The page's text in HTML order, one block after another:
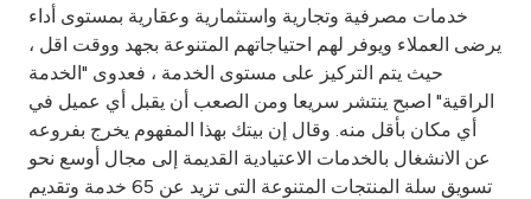
خدمات مصرفية وتجارية واستثمارية وعقارية بمستوى أداء
يرضى العملاء ويوفر لهم احتياجاتهم المتنوعة بجهد ووقت اقل ،
حيث يتم التركيز على مستوى الخدمة ، فعدوى "الخدمة
الراقية" اصبح ينتشر سريعا ومن الصعب أن يقبل أي عميل في
أي مكان بأقل منه. وقال إن بيتك بهذا المفهوم يخرج بفروعه
عن الانشغال بالخدمات الاعتيادية القديمة إلى مجال أوسع نحو
تسويق سلة المنتجات المتنوعة التى تزيد عن 65 خدمة وتقديم